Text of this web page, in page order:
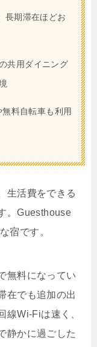
長期滞在ほどお
共用ダイニング
料自転車も利用
生活費をできる
。Guesthouse
宿です。
無料になってい
在でも追加の出
線Wi-Fiは速く、
静かに過ごした